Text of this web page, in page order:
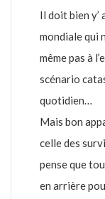
Il doit bien
mondiale qui
même pas à
scénario
quotidien…
Mais bon
celle des
pense que
en arrière